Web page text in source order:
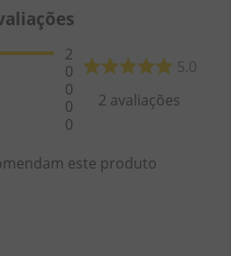
2
0
0
0
0
5.0
2 avaliações
este produto